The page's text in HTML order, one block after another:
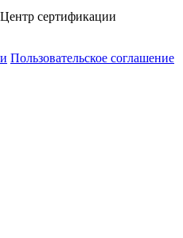
сертификации
Пользовательское соглашение